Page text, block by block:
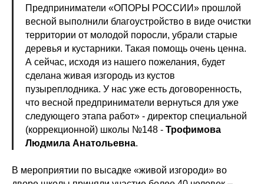
Предприниматели «ОПОРЫ РОССИИ» прошлой
весной выполнили благоустройство в виде очистки
территории от молодой поросли, убрали старые
деревья и кустарники. Такая помощь очень ценна.
А сейчас, исходя из нашего пожелания, будет
сделана живая изгородь из кустов
пузыреплодника. У нас уже есть договоренность,
что весной предприниматели вернуться для уже
следующего этапа работ» - директор специальной
(коррекционной) школы №148 - Трофимова
Людмила Анатольевна.
В мероприятии по высадке «живой изгороди» во